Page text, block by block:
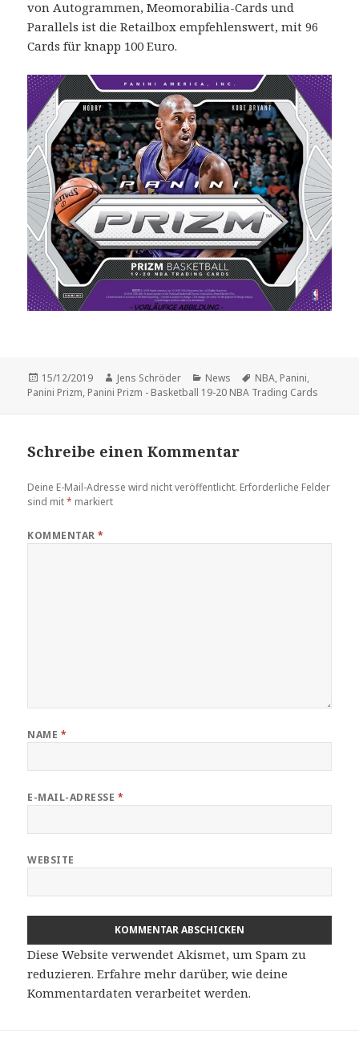
von Autogrammen, Meomorabilia-Cards und
Parallels ist die Retailbox empfehlenswert, mit 96
Cards für knapp 100 Euro.
Veröffentlicht
am
15/12/2019 Autor
Jens Schröder Kategorien
News Schlagwörter
NBA, Panini,
Panini Prizm, Panini Prizm - Basketball 19-20 NBA Trading Cards
Schreibe einen Kommentar
Deine E-Mail-Adresse wird nicht veröffentlicht. Erforderliche Felder
sind mit* markiert
KOMMENTAR*
NAME *
E-MAIL-ADRESSE *
WEBSITE
Diese Website verwendet Akismet, um Spam zu
reduzieren.Erfahre mehr darüber, wie deine
Kommentardaten verarbeitet werden.